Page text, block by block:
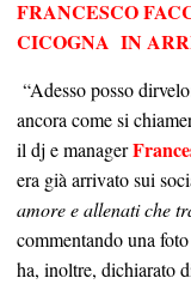
FRANCESCO
CICOGNA IN
“Adesso posso
ancora come si
il dj e manager
era già arrivato sui
amore e allenati che
commentando una
ha, inoltre, dichiarato